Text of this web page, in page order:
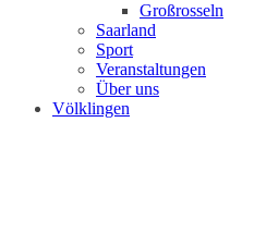
Großrosseln
Saarland
Sport
Veranstaltungen
Über uns
Völklingen